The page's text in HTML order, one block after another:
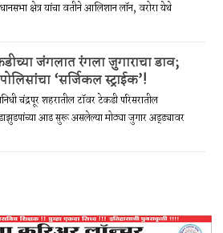
क्षेत्र यांचा वतीने आलिशान लॉन, वरोरा येथे
जंगलात रंगला जुगाराचा डाव;
‘सर्जिकल स्ट्राईक’!
चंद्रपूर शहरातील टॉवर टेकडी परिसरातील
आड सुरू असलेल्या मोठ्या जुगार अड्ड्यावर